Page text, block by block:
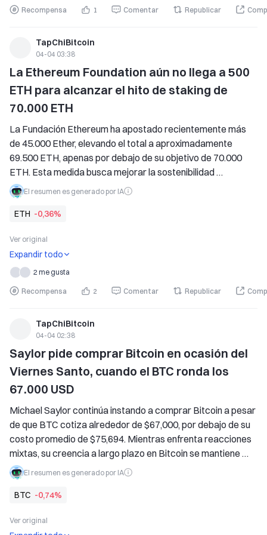
espacio para el anonimato, alineándose con los requisitos
Recompensa 1 Comentar Republicar
TapChiBitcoin
04-04 03:38
La Ethereum Foundation aún no llega a 500
ETH para alcanzar el hito de staking de
70.000 ETH
La Fundación Ethereum ha apostado recientemente más
de 45.000 Ether, elevando el total a aproximadamente
69.500 ETH, apenas por debajo de su objetivo de 70.000
ETH. Esta medida busca mejorar la sostenibilidad
financiera y respaldar aplicaciones cruciales, mientras se
gestionan los riesgos de las apuestas durante posibles hard
forks.
El resumen es generado por IA
ETH -0,36%
Ver original
Expandir todo
2 me gusta
Recompensa 2 Comentar Republicar
TapChiBitcoin
04-04 02:38
Saylor pide comprar Bitcoin en ocasión del
Viernes Santo, cuando el BTC ronda los
67.000 USD
Michael Saylor continúa instando a comprar Bitcoin a pesar
de que BTC cotiza alrededor de $67,000, por debajo de su
costo promedio de $75,694. Mientras enfrenta reacciones
mixtas, su creencia a largo plazo en Bitcoin se mantiene
firme, promoviendo la acumulación durante las
correcciones del mercado.
El resumen es generado por IA
BTC -0,74%
Ver original